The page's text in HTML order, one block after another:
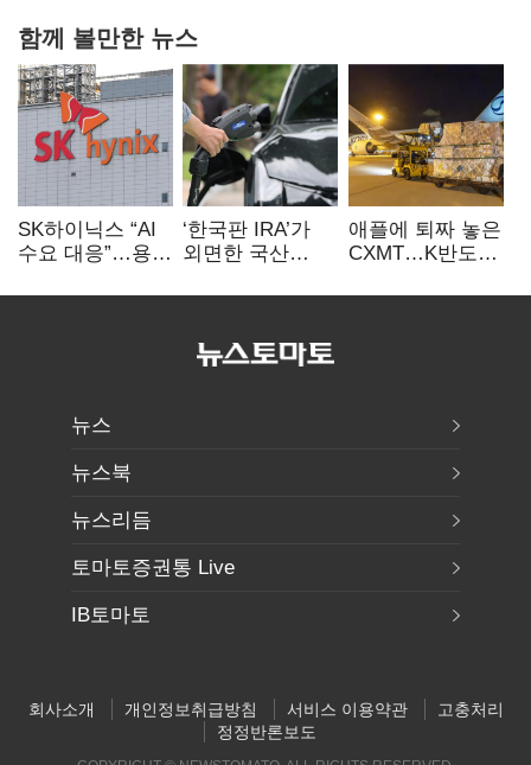
함께 볼만한 뉴스
SK하이닉스 “AI
수요 대응”…용인
투자
‘한국판 IRA’가
외면한 국산
실효성에 ‘의문’
애플에 퇴짜 놓은
CXMT…K반도체
뉴스
뉴스북
뉴스리듬
토마토증권통 Live
IB토마토
회사소개 개인정보취급방침 서비스 이용약관
고충처리
정정반론보도